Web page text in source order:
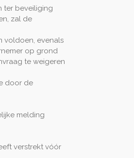
ter beveiliging
zal de
voldoen, evenals
op grond
te weigeren
door de
melding
verstrekt vóór